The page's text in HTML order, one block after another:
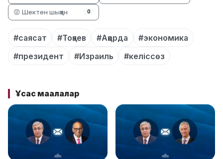
😡 Шектен шыққан 0
#саясат #Тоқаев #Ақорда
#экономика
#президент
#Израиль #келіссөз
Ұқсас мақалалар